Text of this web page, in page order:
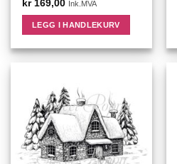
kr169,00 Ink.MVA
LEGG I HANDLEKURV